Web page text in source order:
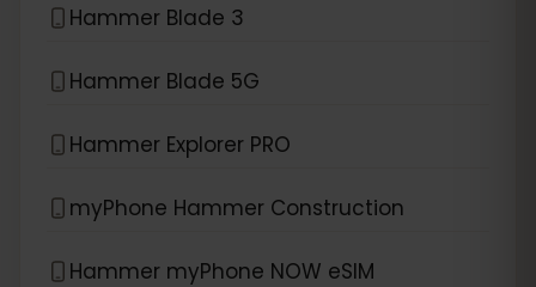
Hammer Blade 3
Hammer Blade 5G
Hammer Explorer PRO
myPhone Hammer Construction
Hammer myPhone NOW eSIM